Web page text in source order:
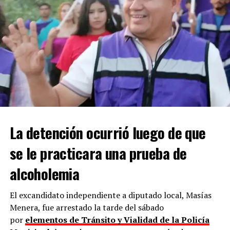
La detención ocurrió luego de que
se le practicara una prueba de
alcoholemia
El excandidato independiente a diputado local, Masías
Menera, fue arrestado la tarde del sábado
por elementos de Tránsito y Vialidad de la Policía